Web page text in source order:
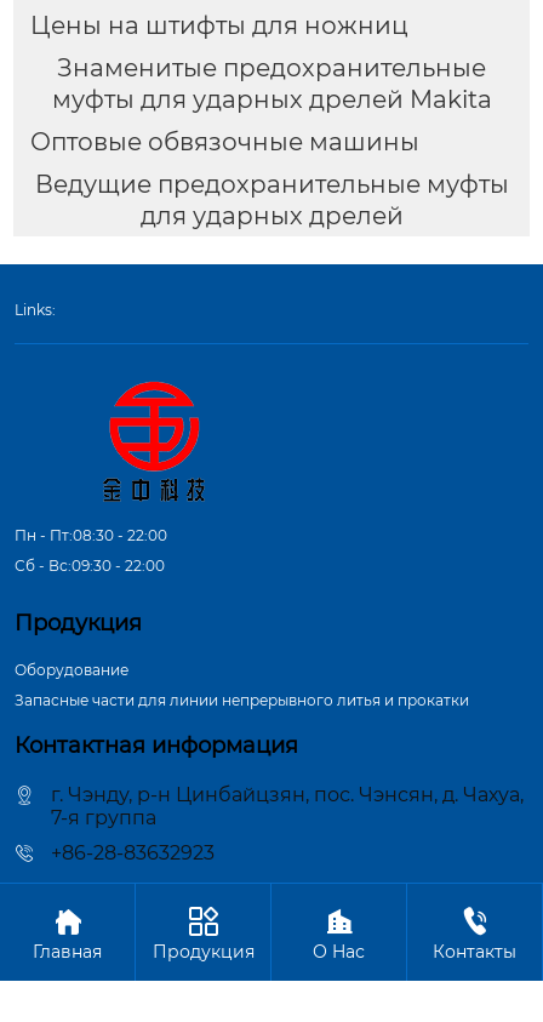
Цены на штифты для ножниц
Знаменитые предохранительные
муфты для ударных дрелей Makita
Оптовые обвязочные машины
Ведущие предохранительные муфты
для ударных дрелей
Links:
Пн - Пт:08:30 - 22:00
Сб - Вс:09:30 - 22:00
Продукция
Оборудование
Запасные части для линии непрерывного литья и прокатки
Контактная информация
г. Чэнду, р-н Цинбайцзян, пос. Чэнсян, д. Чахуа,
7-я группа
+86-28-83632923
Авторское право©ООО Чэнду Цзиньчжун Машиностроение

Главная

Продукция

О Hас

Контакты